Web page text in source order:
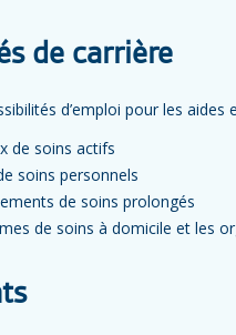
de carrière
d’emploi pour les aides
de soins actifs
soins personnels
de soins prolongés
de soins à domicile et les